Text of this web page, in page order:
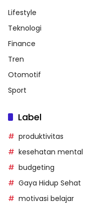
Lifestyle
Teknologi
Finance
Tren
Otomotif
Sport
Label
produktivitas
kesehatan mental
budgeting
Gaya Hidup Sehat
motivasi belajar